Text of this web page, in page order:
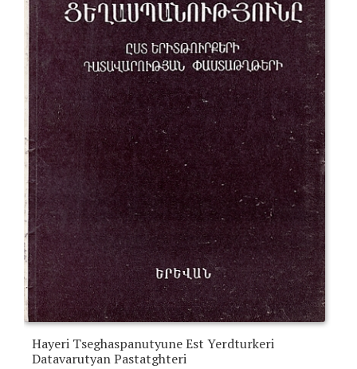
Hayeri Tseghaspanutyune Est Yerdturkeri
Datavarutyan Pastatghteri